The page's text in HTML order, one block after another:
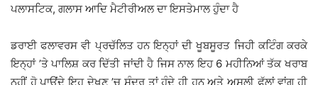
ਪਲਾਸਟਿਕ, ਗਲਾਸ ਆਦਿ ਮੈਟੀਰੀਅਲ ਦਾ ਇਸਤੇਮਾਲ ਹੁੰਦਾ ਹੈ
ਡਰਾਈ ਫਲਾਵਰਸ ਵੀ ਪ੍ਰਚੱਲਿਤ ਹਨ ਇਨ੍ਹਾਂ ਦੀ ਖੂਬਸੂਰਤ ਜਿਹੀ ਕਟਿੰਗ ਕਰਕੇ
ਇਨ੍ਹਾਂ ’ਤੇ ਪਾਲਿਸ਼ ਕਰ ਦਿੱਤੀ ਜਾਂਦੀ ਹੈ ਜਿਸ ਨਾਲ ਇਹ 6 ਮਹੀਨਿਆਂ ਤੱਕ ਖਰਾਬ
ਨਹੀਂ ਹੋ ਪਾਉਂਦੇ ਇਹ ਦੇਖਣ ’ਚ ਸੁੰਦਰ ਤਾਂ ਹੁੰਦੇ ਹੀ ਹਨ ਅਤੇ ਅਸਲੀ ਫੁੱਲਾਂ ਵਾਂਗ ਹੀ